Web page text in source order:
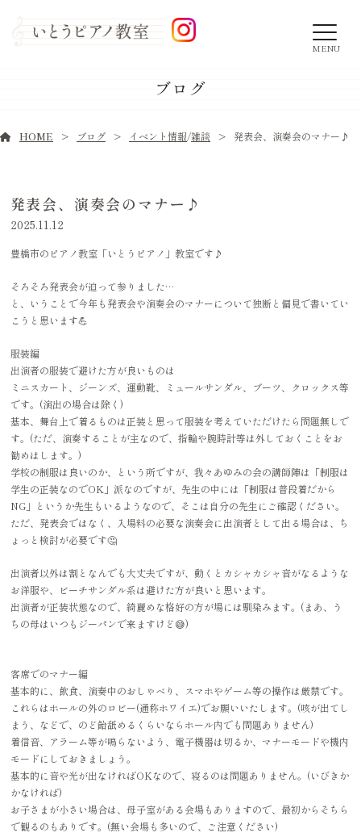
MENU
ブログ
HOME ブログ イベント情報/雑談 発表会、演奏会のマナー♪
発表会、演奏会のマナー♪
2025.11.12
豊橋市のピアノ教室「いとうピアノ」教室です♪
そろそろ発表会が迫って参りました…
と、いうことで今年も発表会や演奏会のマナーについて独断と偏見で書いてい
こうと思います💪
服装編
出演者の服装で避けた方が良いものは
ミニスカート、ジーンズ、運動靴、ミュールサンダル、ブーツ、クロックス等
です。(演出の場合は除く)
基本、舞台上で着るものは正装と思って服装を考えていただけたら問題無しで
す。(ただ、演奏することが主なので、指輪や腕時計等は外しておくことをお
勧めはします。)
学校の制服は良いのか、という所ですが、我々あゆみの会の講師陣は「制服は
学生の正装なのでOK」派なのですが、先生の中には「制服は普段着だから
NG」というか先生もいるようなので、そこは自分の先生にご確認ください。
ただ、発表会ではなく、入場料の必要な演奏会に出演者として出る場合は、ち
ょっと検討が必要です🤔
出演者以外は割となんでも大丈夫ですが、動くとカシャカシャ音がなるような
お洋服や、ビーチサンダル系は避けた方が良いと思います。
出演者が正装状態なので、綺麗めな格好の方が場には馴染みます。(まあ、う
ちの母はいつもジーパンで来ますけど😅)
客席でのマナー編
基本的に、飲食、演奏中のおしゃべり、スマホやゲーム等の操作は厳禁です。
これらはホールの外のロビー(通称ホワイエ)でお願いいたします。(咳が出てし
まう、などで、のど飴舐めるくらいならホール内でも問題ありません)
着信音、アラーム等が鳴らないよう、電子機器は切るか、マナーモードや機内
モードにしておきましょう。
基本的に音や光が出なければOKなので、寝るのは問題ありません。(いびきか
かなければ)
お子さまが小さい場合は、母子室がある会場もありますので、最初からそちら
で観るのもありです。(無い会場も多いので、ご注意ください)